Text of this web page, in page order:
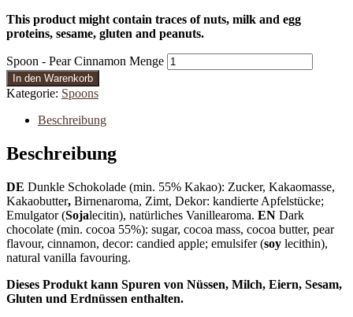
This product might contain traces of nuts, milk and egg
proteins, sesame, gluten and peanuts.
Spoon - Pear Cinnamon Menge
In den Warenkorb
Kategorie: Spoons
Beschreibung
Beschreibung
DE Dunkle Schokolade (min. 55% Kakao): Zucker, Kakaomasse,
Kakaobutter, Birnenaroma, Zimt, Dekor: kandierte Apfelstücke;
Emulgator (Sojalecitin), natürliches Vanillearoma. EN Dark
chocolate (min. cocoa 55%): sugar, cocoa mass, cocoa butter, pear
flavour, cinnamon, decor: candied apple; emulsifer (soy lecithin),
natural vanilla favouring.
Dieses Produkt kann Spuren von Nüssen, Milch, Eiern, Sesam,
Gluten und Erdnüssen enthalten.